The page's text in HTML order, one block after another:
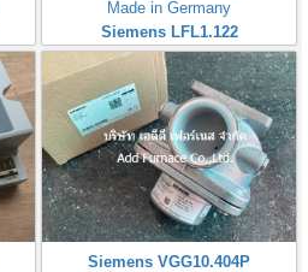
Made in Germany
Siemens LFL1.122
Siemens VGG10.404P